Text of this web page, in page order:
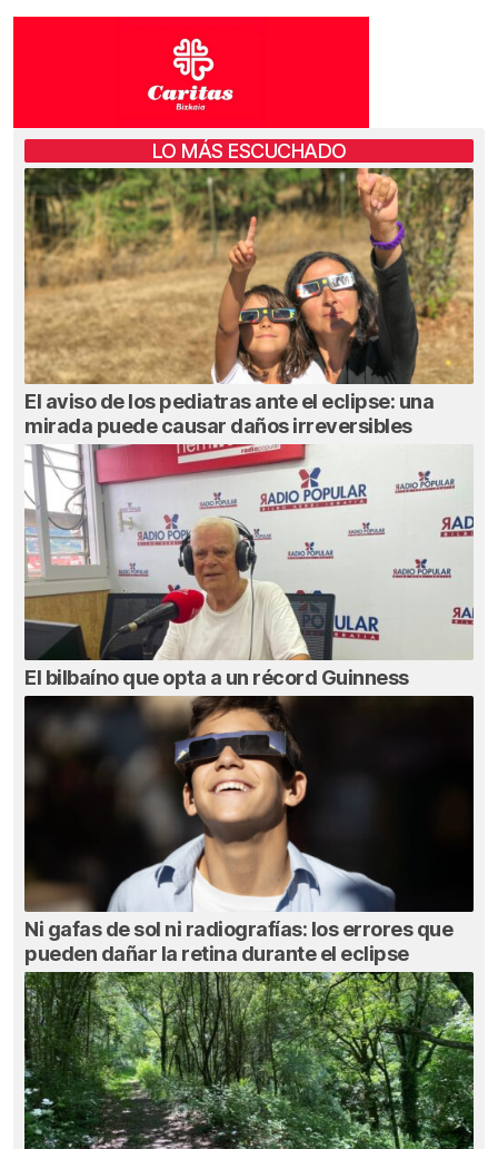
LO MÁS ESCUCHADO
El aviso de los pediatras ante el eclipse: una
mirada puede causar daños irreversibles
El bilbaíno que opta a un récord Guinness
Ni gafas de sol ni radiografías: los errores que
pueden dañar la retina durante el eclipse